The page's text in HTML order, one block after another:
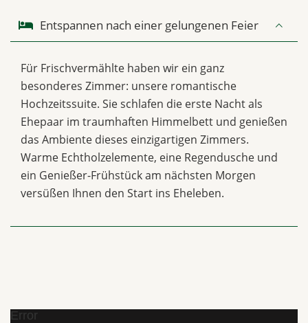
Entspannen nach einer gelungenen Feier
Für Frischvermählte haben wir ein ganz
besonderes Zimmer: unsere romantische
Hochzeitssuite. Sie schlafen die erste Nacht als
Ehepaar im traumhaften Himmelbett und genießen
das Ambiente dieses einzigartigen Zimmers.
Warme Echtholzelemente, eine Regendusche und
ein Genießer-Frühstück am nächsten Morgen
versüßen Ihnen den Start ins Eheleben.
Error